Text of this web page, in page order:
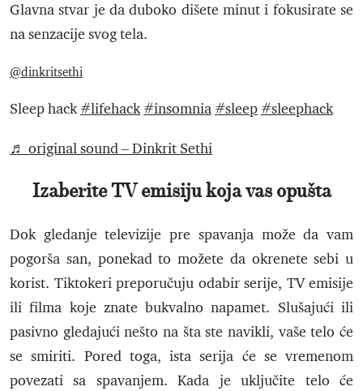
Glavna stvar je da duboko dišete minut i fokusirate se
na senzacije svog tela.
@dinkritsethi
Sleep hack#lifehack #insomnia #sleep #sleephack
♬ original sound – Dinkrit Sethi
Izaberite TV emisiju koja vas opušta
Dok gledanje televizije pre spavanja može da vam
pogorša san, ponekad to možete da okrenete sebi u
korist. Tiktokeri preporučuju odabir serije, TV emisije
ili filma koje znate bukvalno napamet. Slušajući ili
pasivno gledajući nešto na šta ste navikli, vaše telo će
se smiriti. Pored toga, ista serija će se vremenom
povezati sa spavanjem. Kada je uključite telo će